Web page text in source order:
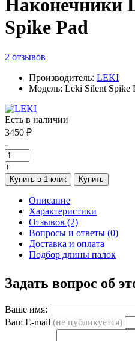
Наконечники
Spike Pad
2 отзывов
Производитель: LEKI
Модель: Leki Silent Spike
Есть в наличии
3450 ₽
-
+
Купить в 1 клик Купить
Описание
Характеристики
Отзывов (2)
Вопросы и ответы (0)
Доставка и оплата
Подбор длины палок
Задать вопрос об
Ваше имя:
Ваш E-mail (не публикуется)